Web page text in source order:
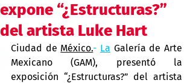
expone “¿Estructuras?”
del artista Luke Hart
Ciudad de México.- La Galería de Arte
Mexicano (GAM), presentó la
exposición “¿Estructuras?” del artista